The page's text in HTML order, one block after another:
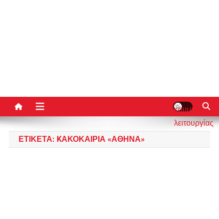
κουμπί
λειτουργίας
ΕΤΙΚΈΤΑ: KΑΚΟΚΑΙΡΊΑ «ΑΘΗΝΆ»